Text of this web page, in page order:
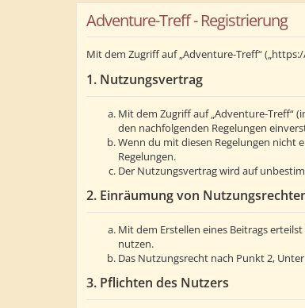
Adventure-Treff - Registrierung
Mit dem Zugriff auf „Adventure-Treff“
1. Nutzungsvertrag
Mit dem Zugriff auf „Adventure-Treff“
den nachfolgenden Regelungen
Wenn du mit diesen Regelungen nicht
Regelungen.
Der Nutzungsvertrag wird auf
2. Einräumung von
Mit dem Erstellen eines Beitrags
nutzen.
Das Nutzungsrecht nach Punkt 2,
3. Pflichten des Nutzers